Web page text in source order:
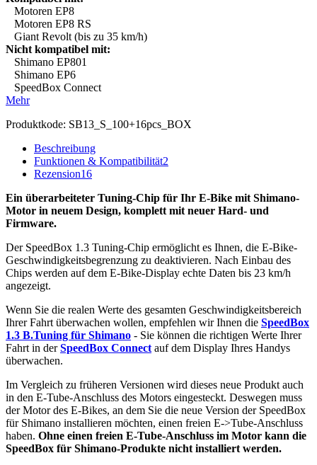
Motoren EP8
Motoren EP8 RS
Giant Revolt (bis zu 35 km/h)
Nicht kompatibel mit:
Shimano EP801
Shimano EP6
SpeedBox Connect
Mehr
Produktkode: SB13_S_100+16pcs_BOX
Beschreibung
Funktionen & Kompatibilität2
Rezension16
Ein überarbeiteter Tuning-Chip für Ihr E-Bike mit Shimano-
Motor in neuem Design, komplett mit neuer Hard- und
Firmware.
Der SpeedBox 1.3 Tuning-Chip ermöglicht es Ihnen, die E-Bike-
Geschwindigkeitsbegrenzung zu deaktivieren. Nach Einbau des
Chips werden auf dem E-Bike-Display echte Daten bis 23 km/h
angezeigt.
Wenn Sie die realen Werte des gesamten Geschwindigkeitsbereich
Ihrer Fahrt überwachen wollen, empfehlen wir Ihnen die SpeedBox
1.3 B.Tuning für Shimano - Sie können die richtigen Werte Ihrer
Fahrt in derSpeedBox Connect auf dem Display Ihres Handys
überwachen.
Im Vergleich zu früheren Versionen wird dieses neue Produkt auch
in den E-Tube-Anschluss des Motors eingesteckt. Deswegen muss
der Motor des E-Bikes, an dem Sie die neue Version der SpeedBox
für Shimano installieren möchten, einen freien E->Tube-Anschluss
haben. Ohne einen freien E-Tube-Anschluss im Motor kann die
SpeedBox für Shimano-Produkte nicht installiert werden.